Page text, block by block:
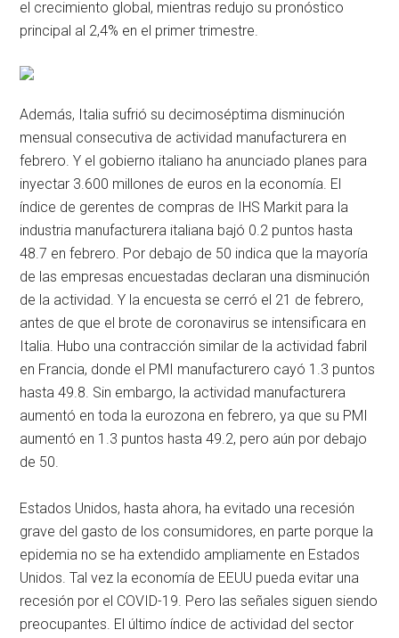
el crecimiento global, mientras redujo su pronóstico
principal al 2,4% en el primer trimestre.
Además, Italia sufrió su decimoséptima disminución
mensual consecutiva de actividad manufacturera en
febrero. Y el gobierno italiano ha anunciado planes para
inyectar 3.600 millones de euros en la economía. El
índice de gerentes de compras de IHS Markit para la
industria manufacturera italiana bajó 0.2 puntos hasta
48.7 en febrero. Por debajo de 50 indica que la mayoría
de las empresas encuestadas declaran una disminución
de la actividad. Y la encuesta se cerró el 21 de febrero,
antes de que el brote de coronavirus se intensificara en
Italia. Hubo una contracción similar de la actividad fabril
en Francia, donde el PMI manufacturero cayó 1.3 puntos
hasta 49.8. Sin embargo, la actividad manufacturera
aumentó en toda la eurozona en febrero, ya que su PMI
aumentó en 1.3 puntos hasta 49.2, pero aún por debajo
de 50.
Estados Unidos, hasta ahora, ha evitado una recesión
grave del gasto de los consumidores, en parte porque la
epidemia no se ha extendido ampliamente en Estados
Unidos. Tal vez la economía de EEUU pueda evitar una
recesión por el COVID-19. Pero las señales siguen siendo
preocupantes. El último índice de actividad del sector